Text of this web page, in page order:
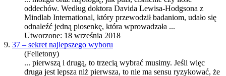
oddechów. Według doktora Davida Lewisa-Hodgsona z
Mindlab International, który przewodził badaniom, udało się
odnaleźć jedną piosenkę, która wprowadzała ...
Utworzone: 18 września 2018
9. 37 – sekret najlepszego wyboru
(Felietony)
... pierwszą i drugą, to trzecią wybrać musimy. Jeśli więc
druga jest lepsza niż pierwsza, to nie ma sensu ryzykować, że